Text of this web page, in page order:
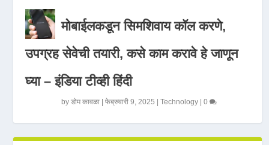
मोबाईलकडून सिमशिवाय कॉल करणे,
उपग्रह सेवेची तयारी, कसे काम करावे हे जाणून
घ्या – इंडिया टीव्ही हिंदी
byडोम कावळा |फेब्रुवारी 9, 2025 |Technology |0